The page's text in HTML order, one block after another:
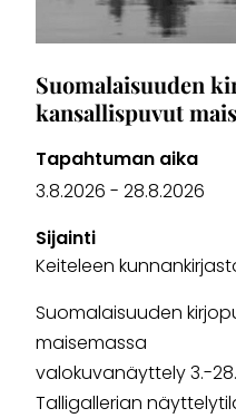
Suomalaisuuden
kansallispuvut
Tapahtuman aika
3.8.2026 - 28.8.2026
Sijainti
Keiteleen
Suomalaisuuden
maisemassa
valokuvanäyttely 3.-
Talligallerian